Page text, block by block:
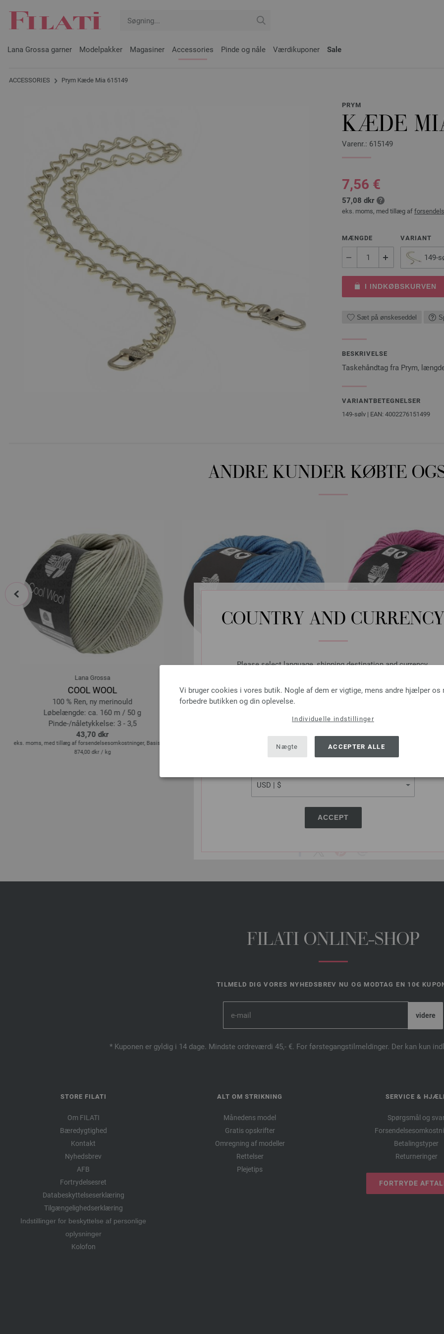
COUNTRY AND CURRENCY
Please select language, shipping destination and currency.
SHIPPING TO
USA - The United States of America
ACCEPT
Vi bruger cookies i vores butik. Nogle af dem er vigtige, mens andre hjælper os
forbedre butikken og din oplevelse.
Individuelle indstillinger
Nægte ACCEPTER ALLE
Lana Grossa garner Modelpakker Magasiner Accessories Pinde og nåle Værdikuponer Sale
ACCESSORIES Prym Kæde Mia 615149
PRYM
KÆDE
Varenr.: 615149
7,56 €
57,08 dkr
eks. moms, med tillæg af
MÆNGDE VARIANT
149-
I INDKØBSKURVEN
Sæt på ønskeseddel
BESKRIVELSE
Taskehåndtag fra Prym,
VARIANTBETEGNELSER
149-sølv | EAN: 4002276151499
ANDRE KUNDER KØBTE
Lana Grossa
COOL WOOL
100 % Ren, ny merinould
Løbelængde: ca. 160 m / 50 g
Pinde-/nåletykkelse: 3 - 3,5
43,70 dkr
eks. moms, med tillæg af forsendelsesomkostninger, Basispris:
874,00 dkr / kg
BINGO Uni/Melange
100 % Ren, ny merinould
Pinde-/nåletykkelse: 4,5 - 5,5
43,70 dkr
eks. moms, med tillæg af forsendelsesomkostninger, Basispris:
COOL WOOL Big Uni/
Pinde-/nåletykkelse:
30,25 dkr - 43,70
eks. moms, med tillæg af
prev
FILATI ONLINE-SHOP
TILMELD DIG VORES NYHEDSBREV NU OG MODTAG EN 10€
* Kuponen er gyldig i 14 dage. Mindste ordreværdi 45,- €. For førstegangstilmeldinger. Der kan kun
STORE FILATI
Om FILATI
Bæredygtighed
Kontakt
Nyhedsbrev
AFB
Fortrydelsesret
Databeskyttelseserklæring
Tilgængelighedserklæring
Indstillinger for beskyttelse af personlige
oplysninger
Kolofon
ALT OM STRIKNING
Månedens model
Gratis opskrifter
Omregning af modeller
Rettelser
Plejetips
SERVICE &
Spørgsmål og
Betalingstyper
Returneringer
FORTRYDE